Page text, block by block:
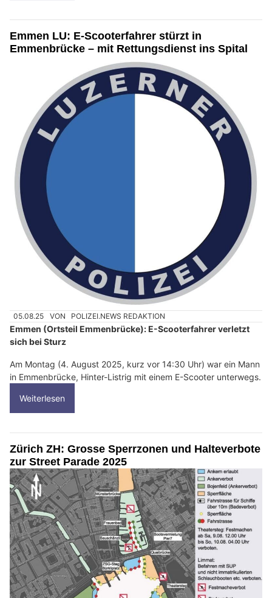
Emmen LU: E-Scooterfahrer stürzt in
Emmenbrücke – mit Rettungsdienst ins Spital
05.08.25 VON POLIZEI.NEWS REDAKTION
Emmen (Ortsteil Emmenbrücke): E-Scooterfahrer verletzt
sich bei Sturz
Am Montag (4. August 2025, kurz vor 14:30 Uhr) war ein Mann
in Emmenbrücke, Hinter-Listrig mit einem E-Scooter unterwegs.
Weiterlesen
Zürich ZH: Grosse Sperrzonen und Halteverbote
zur Street Parade 2025